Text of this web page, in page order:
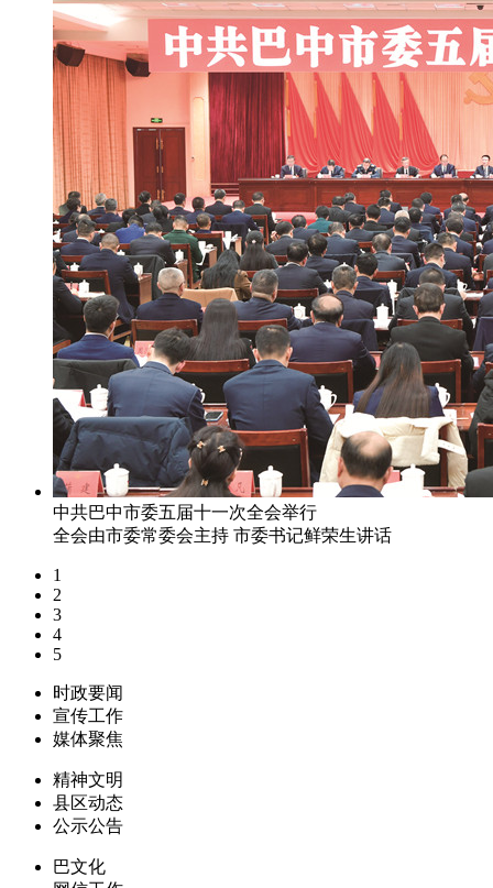
中共巴中市委五届十一次全会举行
全会由市委常委会主持 市委书记鲜荣生讲话
1
2
3
4
5
时政要闻
宣传工作
媒体聚焦
精神文明
县区动态
公示公告
巴文化